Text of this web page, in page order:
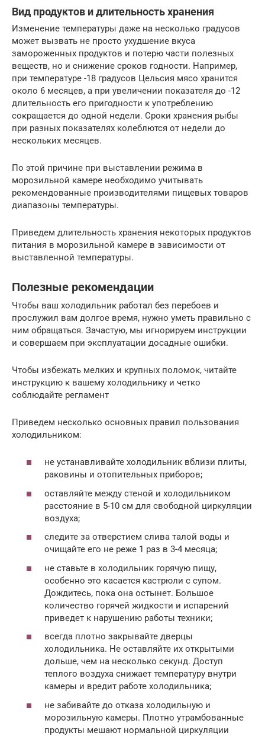
Вид продуктов и длительность хранения
Изменение температуры даже на несколько градусов
может вызвать не просто ухудшение вкуса
замороженных продуктов и потерю части полезных
веществ, но и снижение сроков годности. Например,
при температуре -18 градусов Цельсия мясо хранится
около 6 месяцев, а при увеличении показателя до -12
длительность его пригодности к употреблению
сокращается до одной недели. Сроки хранения рыбы
при разных показателях колеблются от недели до
нескольких месяцев.
По этой причине при выставлении режима в
морозильной камере необходимо учитывать
рекомендованные производителями пищевых товаров
диапазоны температуры.
Приведем длительность хранения некоторых продуктов
питания в морозильной камере в зависимости от
выставленной температуры.
Полезные рекомендации
Чтобы ваш холодильник работал без перебоев и
прослужил вам долгое время, нужно уметь правильно с
ним обращаться. Зачастую, мы игнорируем инструкции
и совершаем при эксплуатации досадные ошибки.
Чтобы избежать мелких и крупных поломок, читайте
инструкцию к вашему холодильнику и четко
соблюдайте регламент
Приведем несколько основных правил пользования
холодильником:
не устанавливайте холодильник вблизи плиты,
раковины и отопительных приборов;
оставляйте между стеной и холодильником
расстояние в 5-10 см для свободной циркуляции
воздуха;
следите за отверстием слива талой воды и
очищайте его не реже 1 раз в 3-4 месяца;
не ставьте в холодильник горячую пищу,
особенно это касается кастрюли с супом.
Дождитесь, пока она остынет. Большое
количество горячей жидкости и испарений
приведет к нарушению работы техники;
всегда плотно закрывайте дверцы
холодильника. Не оставляйте их открытыми
дольше, чем на несколько секунд. Доступ
теплого воздуха снижает температуру внутри
камеры и вредит работе холодильника;
не забивайте до отказа холодильную и
морозильную камеры. Плотно утрамбованные
продукты мешают нормальной циркуляции